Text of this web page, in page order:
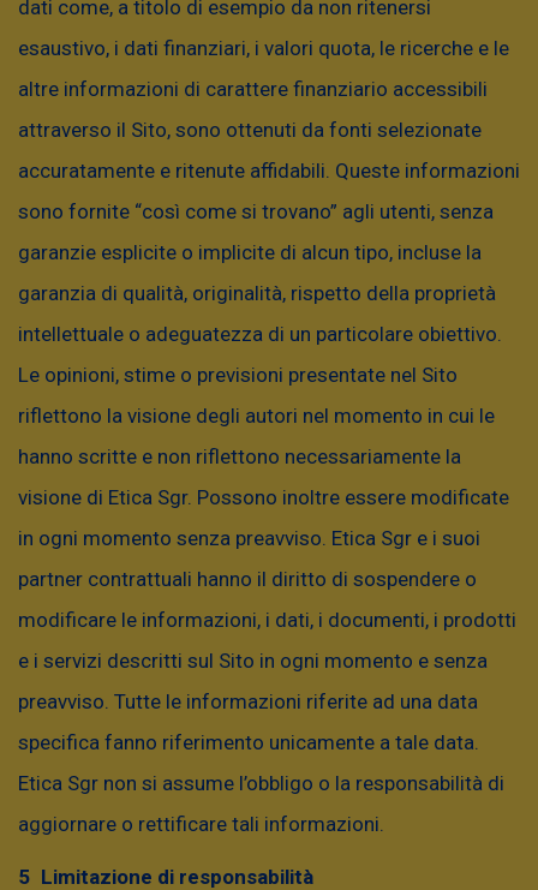
Nota metodologica relativa ai dati esposti.
Questa è una comunicazione di marketing.
dati e le informazioni contenute nella presente
comunicazione sono forniti esclusivamente a
scopo informativo e non costituiscono
raccomandazioni di investimento. La presente
comunicazione non è e non può essere
considerata come documento informativo
necessario ai sensi della normativa vigente e il
suo contenuto non è sufficiente a fondare una
decisione di investimento. La presente
comunicazione non tiene in alcun modo in
considerazione le caratteristiche di qualsiasi
dati come, a titolo di esempio da non ritenersi
esaustivo, i dati finanziari, i valori quota, le ricerche e le
altre informazioni di carattere finanziario accessibili
attraverso il Sito, sono ottenuti da fonti selezionate
accuratamente e ritenute affidabili. Queste informazioni
sono fornite “così come si trovano” agli utenti, senza
garanzie esplicite o implicite di alcun tipo, incluse la
garanzia di qualità, originalità, rispetto della proprietà
intellettuale o adeguatezza di un particolare obiettivo.
Le opinioni, stime o previsioni presentate nel Sito
riflettono la visione degli autori nel momento in cui le
hanno scritte e non riflettono necessariamente la
visione di Etica Sgr. Possono inoltre essere modificate
in ogni momento senza preavviso. Etica Sgr e i suoi
partner contrattuali hanno il diritto di sospendere o
modificare le informazioni, i dati, i documenti, i prodotti
e i servizi descritti sul Sito in ogni momento e senza
preavviso. Tutte le informazioni riferite ad una data
specifica fanno riferimento unicamente a tale data.
Etica Sgr non si assume l’obbligo o la responsabilità di
aggiornare o rettificare tali informazioni.
Limitazione di responsabilità